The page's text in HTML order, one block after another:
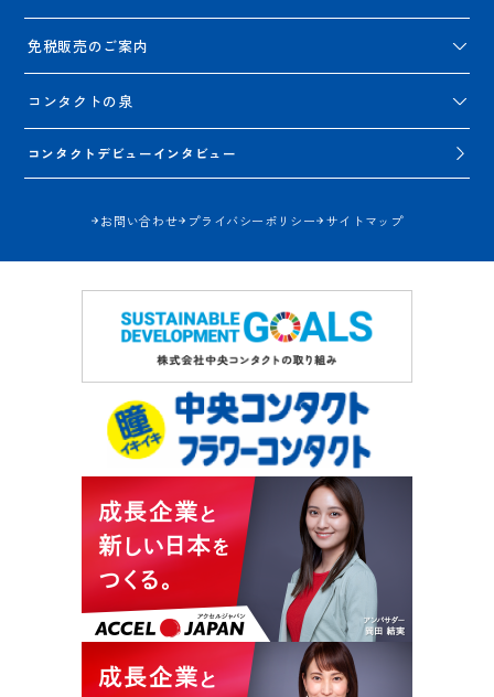
免税販売のご案内
コンタクトの泉
コンタクトデビューインタビュー
お問い合わせ プライバシーポリシー サイトマップ